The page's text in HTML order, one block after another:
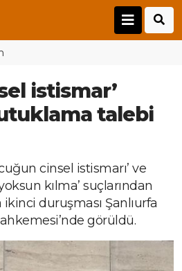
istismar’
talebi
cinsel istismarı’ ve
kılma’ suçlarından
ikinci duruşması Şanlıurfa
görüldü.